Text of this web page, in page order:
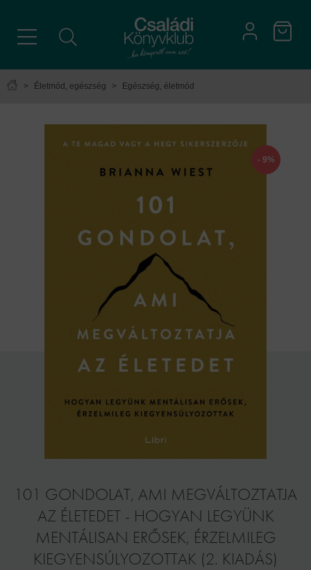
> Életmód, egészség > Egészség, életmód
- 9%
101 GONDOLAT, AMI MEGVÁLTOZTATJA
AZ ÉLETEDET - HOGYAN LEGYÜNK
MENTÁLISAN ERŐSEK, ÉRZELMILEG
KIEGYENSÚLYOZOTTAK (2. KIADÁS)